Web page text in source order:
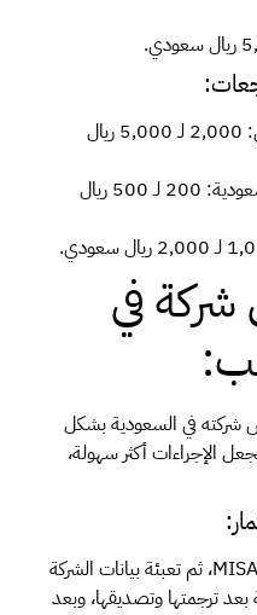
رسوم ترخيص الاستثمار الأجنبي: 2,000 لـ 5,000 ريال
تكاليف التوثيق من السفارة السعودية: 200 لـ 500 ريال
في
شركته في السعودية بشكل
الإجراءات أكثر سهولة،
يتم الدخول إلى منصة وزارة الاستثمار MISA، ثم تعبئة بيانات الشركة
ترجمتها وتصديقها، وبعد